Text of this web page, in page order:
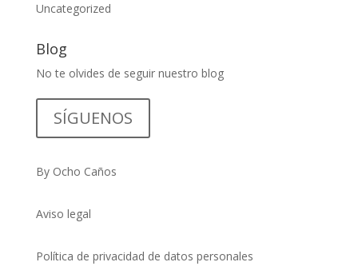
Uncategorized
Blog
No te olvides de seguir nuestro blog
SÍGUENOS
By Ocho Caños
Aviso legal
Política de privacidad de datos personales